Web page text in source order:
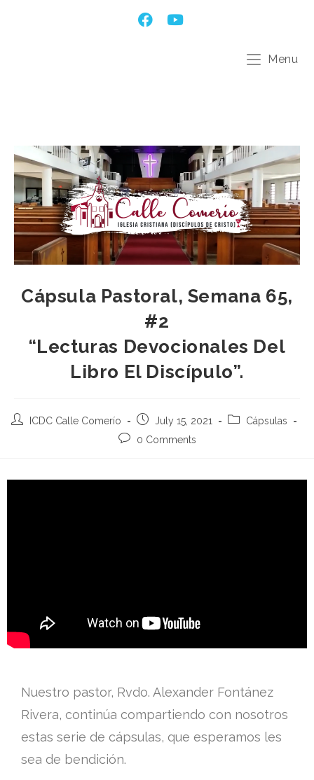
Menu
Cápsula Pastoral, Semana 65,
#2
“Lecturas Devocionales Del
Libro El Discípulo”.
ICDC Calle Comerío July 15, 2021
Cápsulas
0 Comments
Nuestro pastor, Rvdo. Alexander Fontánez
Rivera, continúa compartiendo con nosotros
estas serie de cápsulas, que esperamos les
sea de bendición.